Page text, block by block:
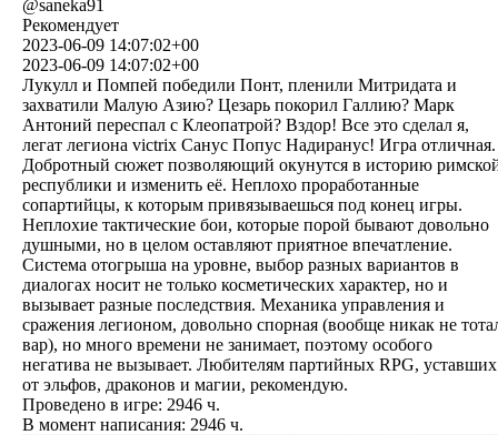
@saneka91
Рекомендует
2023-06-09 14:07:02+00
2023-06-09 14:07:02+00
Лукулл и Помпей победили Понт, пленили Митридата и
захватили Малую Азию? Цезарь покорил Галлию? Марк
Антоний переспал с Клеопатрой? Вздор! Все это сделал я,
легат легиона victrix Санус Попус Надиранус! Игра отличная.
Добротный сюжет позволяющий окунутся в историю
республики и изменить её. Неплохо проработанные
сопартийцы, к которым привязываешься под конец игры.
Неплохие тактические бои, которые порой бывают довольно
душными, но в целом оставляют приятное впечатление.
Система отогрыша на уровне, выбор разных вариантов в
диалогах носит не только косметических характер, но и
вызывает разные последствия. Механика управления и
сражения легионом, довольно спорная (вообще никак не
вар), но много времени не занимает, поэтому особого
негатива не вызывает. Любителям партийных RPG, уставших
от эльфов, драконов и магии, рекомендую.
Проведено в игре: 2946 ч.
В момент написания: 2946 ч.